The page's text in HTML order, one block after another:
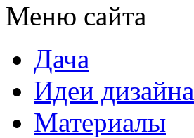
Меню сайта
Дача
Идеи дизайна
Материалы